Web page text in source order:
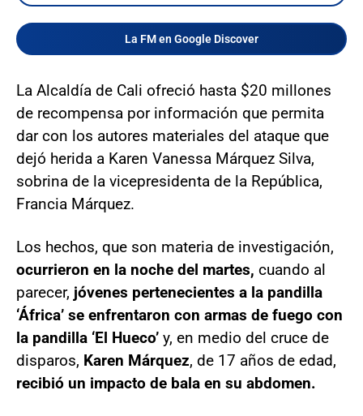
La FM en Google Discover
La Alcaldía de Cali ofreció hasta $20 millones
de recompensa por información que permita
dar con los autores materiales del ataque que
dejó herida a Karen Vanessa Márquez Silva,
sobrina de la vicepresidenta de la República,
Francia Márquez.
Los hechos, que son materia de investigación,
ocurrieron en la noche del martes, cuando al
parecer, jóvenes pertenecientes a la pandilla
‘África’ se enfrentaron con armas de fuego con
la pandilla ‘El Hueco’ y, en medio del cruce de
disparos, Karen Márquez, de 17 años de edad,
recibió un impacto de bala en su abdomen.